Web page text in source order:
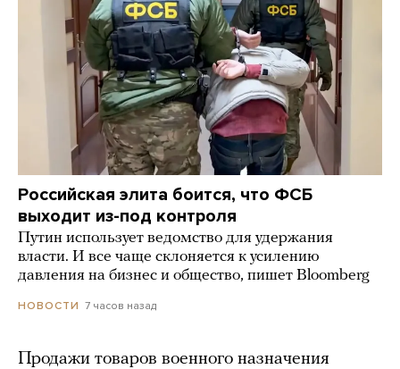
Российская элита боится, что ФСБ
выходит из-под контроля
Путин использует ведомство для удержания
власти. И все чаще склоняется к усилению
давления на бизнес и общество, пишет Bloomberg
НОВОСТИ 7 часов назад
Продажи товаров военного назначения